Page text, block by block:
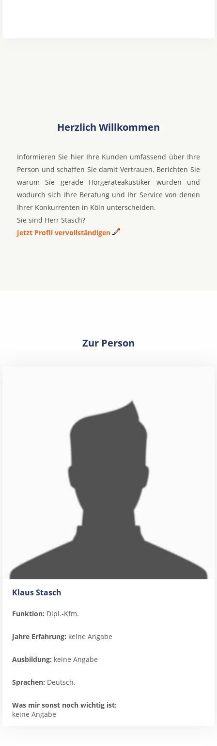
Herzlich Willkommen
Informieren Sie hier Ihre Kunden umfassend über Ihre
Person und schaffen Sie damit Vertrauen. Berichten Sie
warum Sie gerade Hörgeräteakustiker wurden und
wodurch sich Ihre Beratung und Ihr Service von denen
Ihrer Konkurrenten in Köln unterscheiden.
Sie sind Herr Stasch?
Jetzt Profil vervollständigen
Zur Person
Klaus Stasch
Funktion: Dipl.-Kfm.
Jahre Erfahrung: keine Angabe
Ausbildung: keine Angabe
Sprachen: Deutsch,
Was mir sonst noch wichtig ist:
keine Angabe